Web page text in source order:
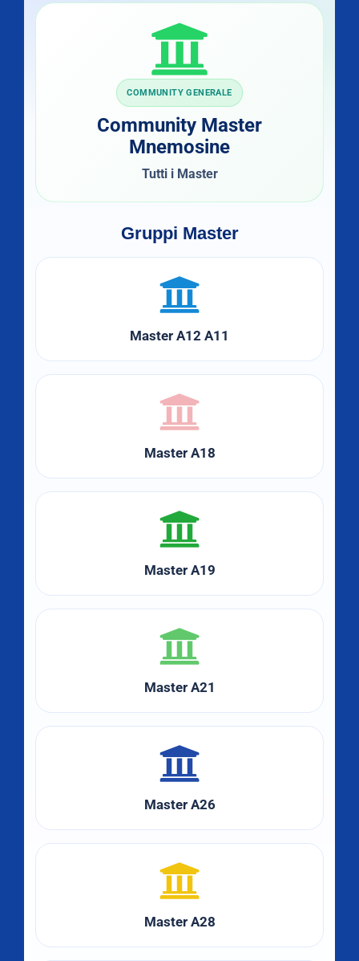
COMMUNITY GENERALE
Community Master
Mnemosine
Tutti i Master
Gruppi Master
Master A12 A11
Master A18
Master A19
Master A21
Master A26
Master A28